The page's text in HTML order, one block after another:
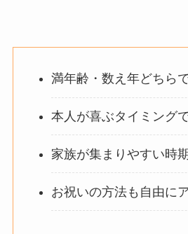
満年齢・数え年どちら
本人が喜ぶタイミング
家族が集まりやすい時
お祝いの方法も自由に